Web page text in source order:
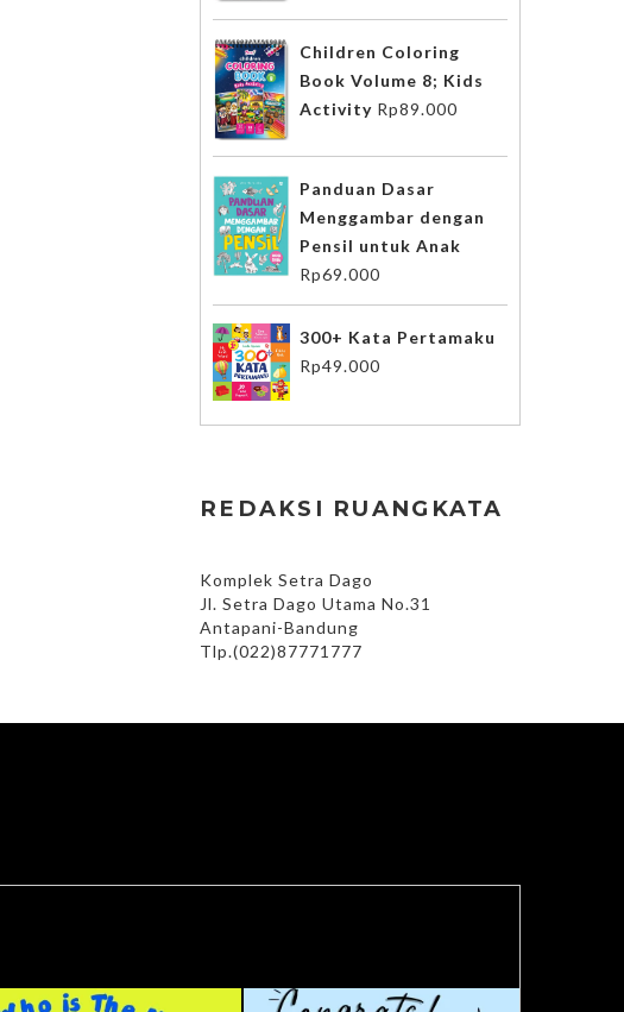
Children Coloring
Book Volume 8; Kids
Activity Rp89.000
Panduan Dasar
Menggambar dengan
Pensil untuk Anak
Rp69.000
300+ Kata Pertamaku
Rp49.000
REDAKSI RUANGKATA
Komplek Setra Dago
Jl. Setra Dago Utama No.31
Antapani-Bandung
Tlp.(022)87771777